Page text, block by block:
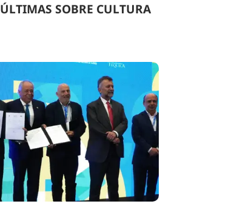
ÚLTIMAS SOBRE CULTURA